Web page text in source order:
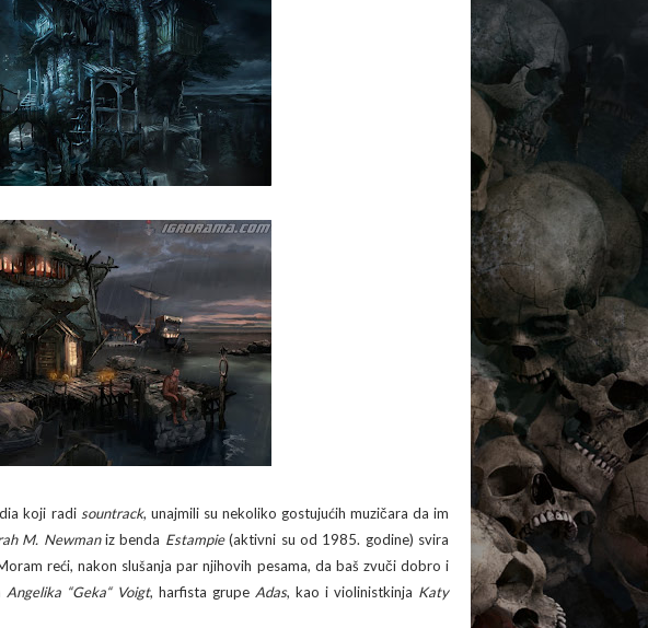
koji radi sountrack, unajmili su nekoliko gostujućih muzičara da im
M. Newmaniz benda Estampie(aktivni su od 1985. godine) svira
reći, nakon slušanja par njihovih pesama, da baš zvuči dobro i
Angelika “Geka“ Voigt, harfista grupe Adas, kao i violinistkinja Katy